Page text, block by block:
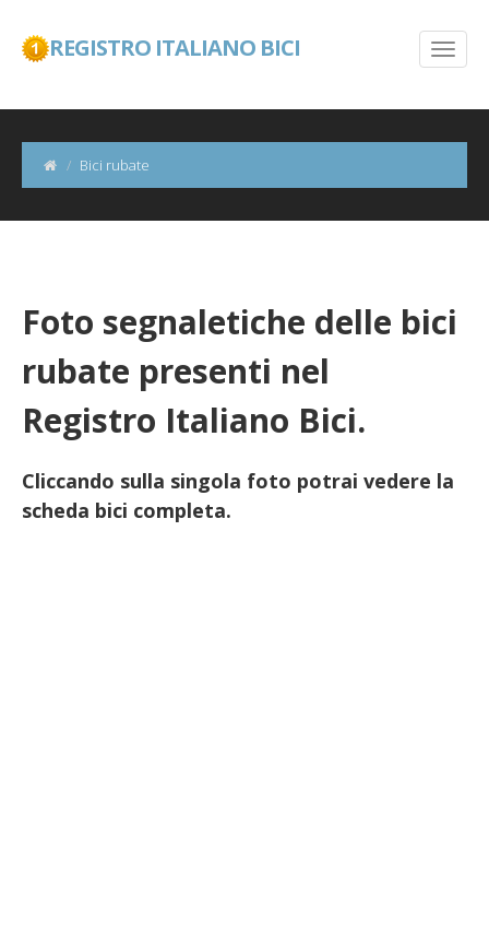
REGISTRO ITALIANO BICI
Bici rubate
Foto segnaletiche delle bici
rubate presenti nel
Registro Italiano Bici.
Cliccando sulla singola foto potrai vedere la
scheda bici completa.